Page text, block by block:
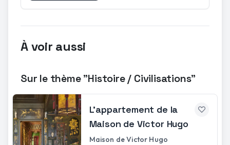
À voir aussi
Sur le thème "Histoire / Civilisations"
L'appartement de la
Maison de Victor Hugo
Maison de Victor Hugo